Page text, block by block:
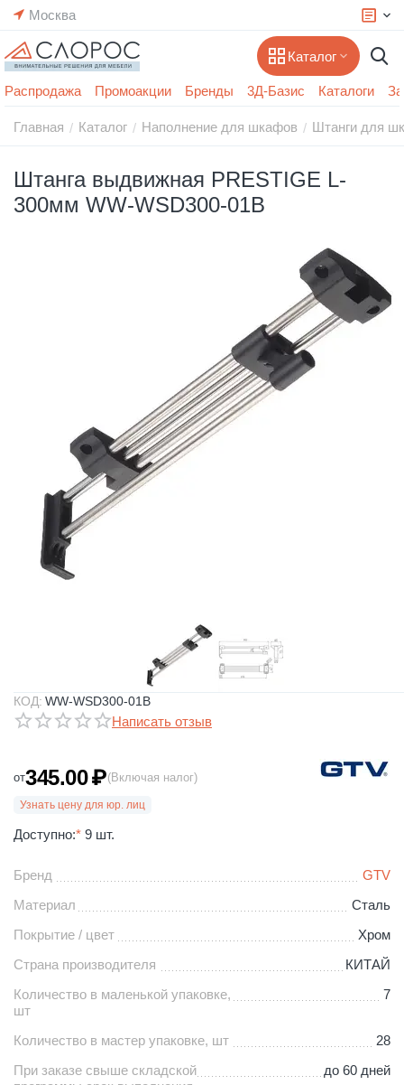
Москва
Каталог
Распродажа Промоакции Бренды 3Д-Базис Каталоги
Главная / Каталог / Наполнение для шкафов / Штанги для
Штанга выдвижная PRESTIGE L-
300мм WW-WSD300-01B
КОД: WW-WSD300-01B
Написать отзыв
от345.00₽(Включая налог)
Узнать цену для юр. лиц
Доступно:* 9 шт.
Бренд
GTV
Материал
Сталь
Покрытие / цвет
Хром
Страна производителя
КИТАЙ
Количество в маленькой упаковке,
шт
7
Количество в мастер упаковке, шт
28
При заказе свыше складской
до 60 дней